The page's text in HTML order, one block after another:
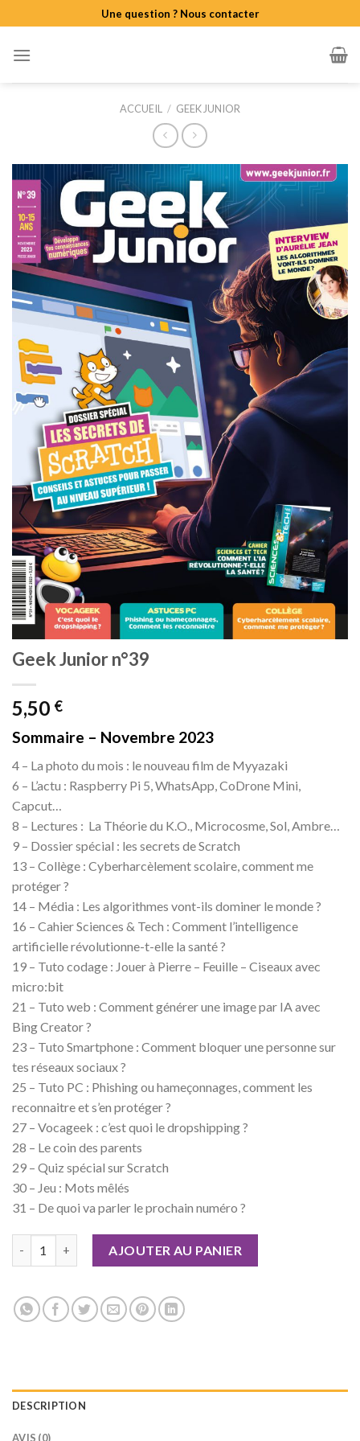
to
content
Une question ? Nous contacter
ACCUEIL / GEEK JUNIOR
Geek Junior n°39
5,50 €
Sommaire – Novembre 2023
4 – La photo du mois : le nouveau film de Myyazaki
6 – L’actu : Raspberry Pi 5, WhatsApp, CoDrone Mini,
Capcut…
8 – Lectures : La Théorie du K.O., Microcosme, Sol, Ambre…
9 – Dossier spécial : les secrets de Scratch
13 – Collège : Cyberharcèlement scolaire, comment me
protéger ?
14 – Média : Les algorithmes vont-ils dominer le monde ?
16 – Cahier Sciences & Tech : Comment l’intelligence
artificielle révolutionne-t-elle la santé ?
19 – Tuto codage : Jouer à Pierre – Feuille – Ciseaux avec
micro:bit
21 – Tuto web : Comment générer une image par IA avec
Bing Creator ?
23 – Tuto Smartphone : Comment bloquer une personne sur
tes réseaux sociaux ?
25 – Tuto PC : Phishing ou hameçonnages, comment les
reconnaitre et s’en protéger ?
27 – Vocageek : c’est quoi le dropshipping ?
28 – Le coin des parents
29 – Quiz spécial sur Scratch
30 – Jeu : Mots mêlés
31 – De quoi va parler le prochain numéro ?
AJOUTER AU PANIER
DESCRIPTION
AVIS (0)